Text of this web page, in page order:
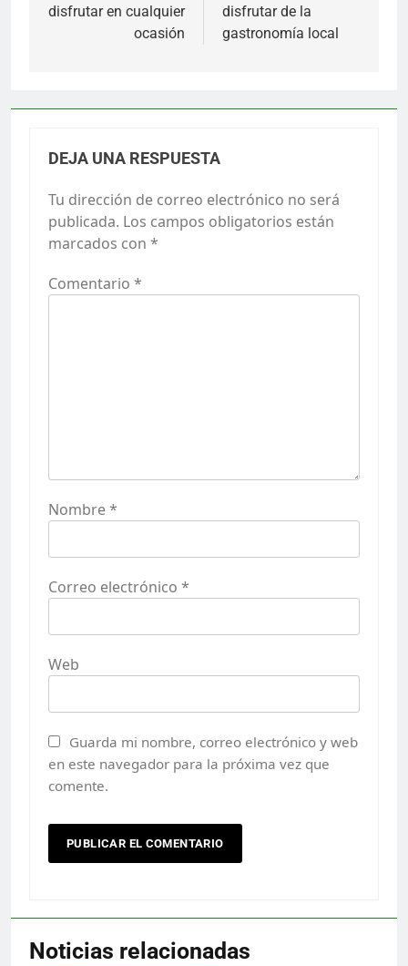
disfrutar en cualquier
ocasión
disfrutar de la
gastronomía local
DEJA UNA RESPUESTA
Tu dirección de correo electrónico no será
publicada. Los campos obligatorios están
marcados con *
Comentario *
Nombre*
Correo electrónico *
Web
Guarda mi nombre, correo electrónico y web
en este navegador para la próxima vez que
comente.
Noticias relacionadas